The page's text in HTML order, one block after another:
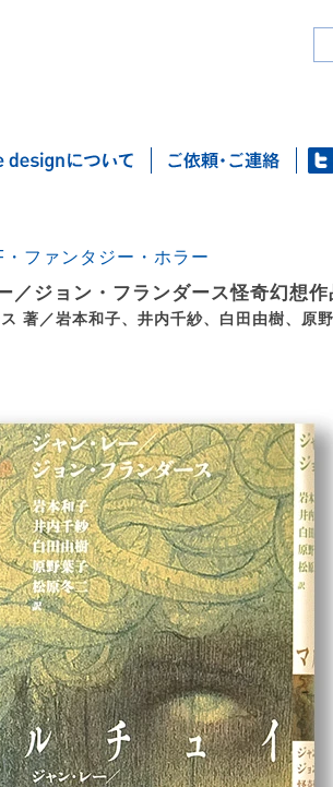
ファンタジー・ホラー
ジョン・フランダース怪奇幻想作
著／岩本和子、井内千紗、白田由樹、原